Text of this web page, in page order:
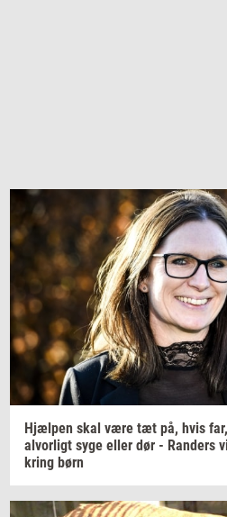
Hjæl­pen skal være tæt på, hvis
al­vor­ligt syge eller dør - Ran­ders
kring børn